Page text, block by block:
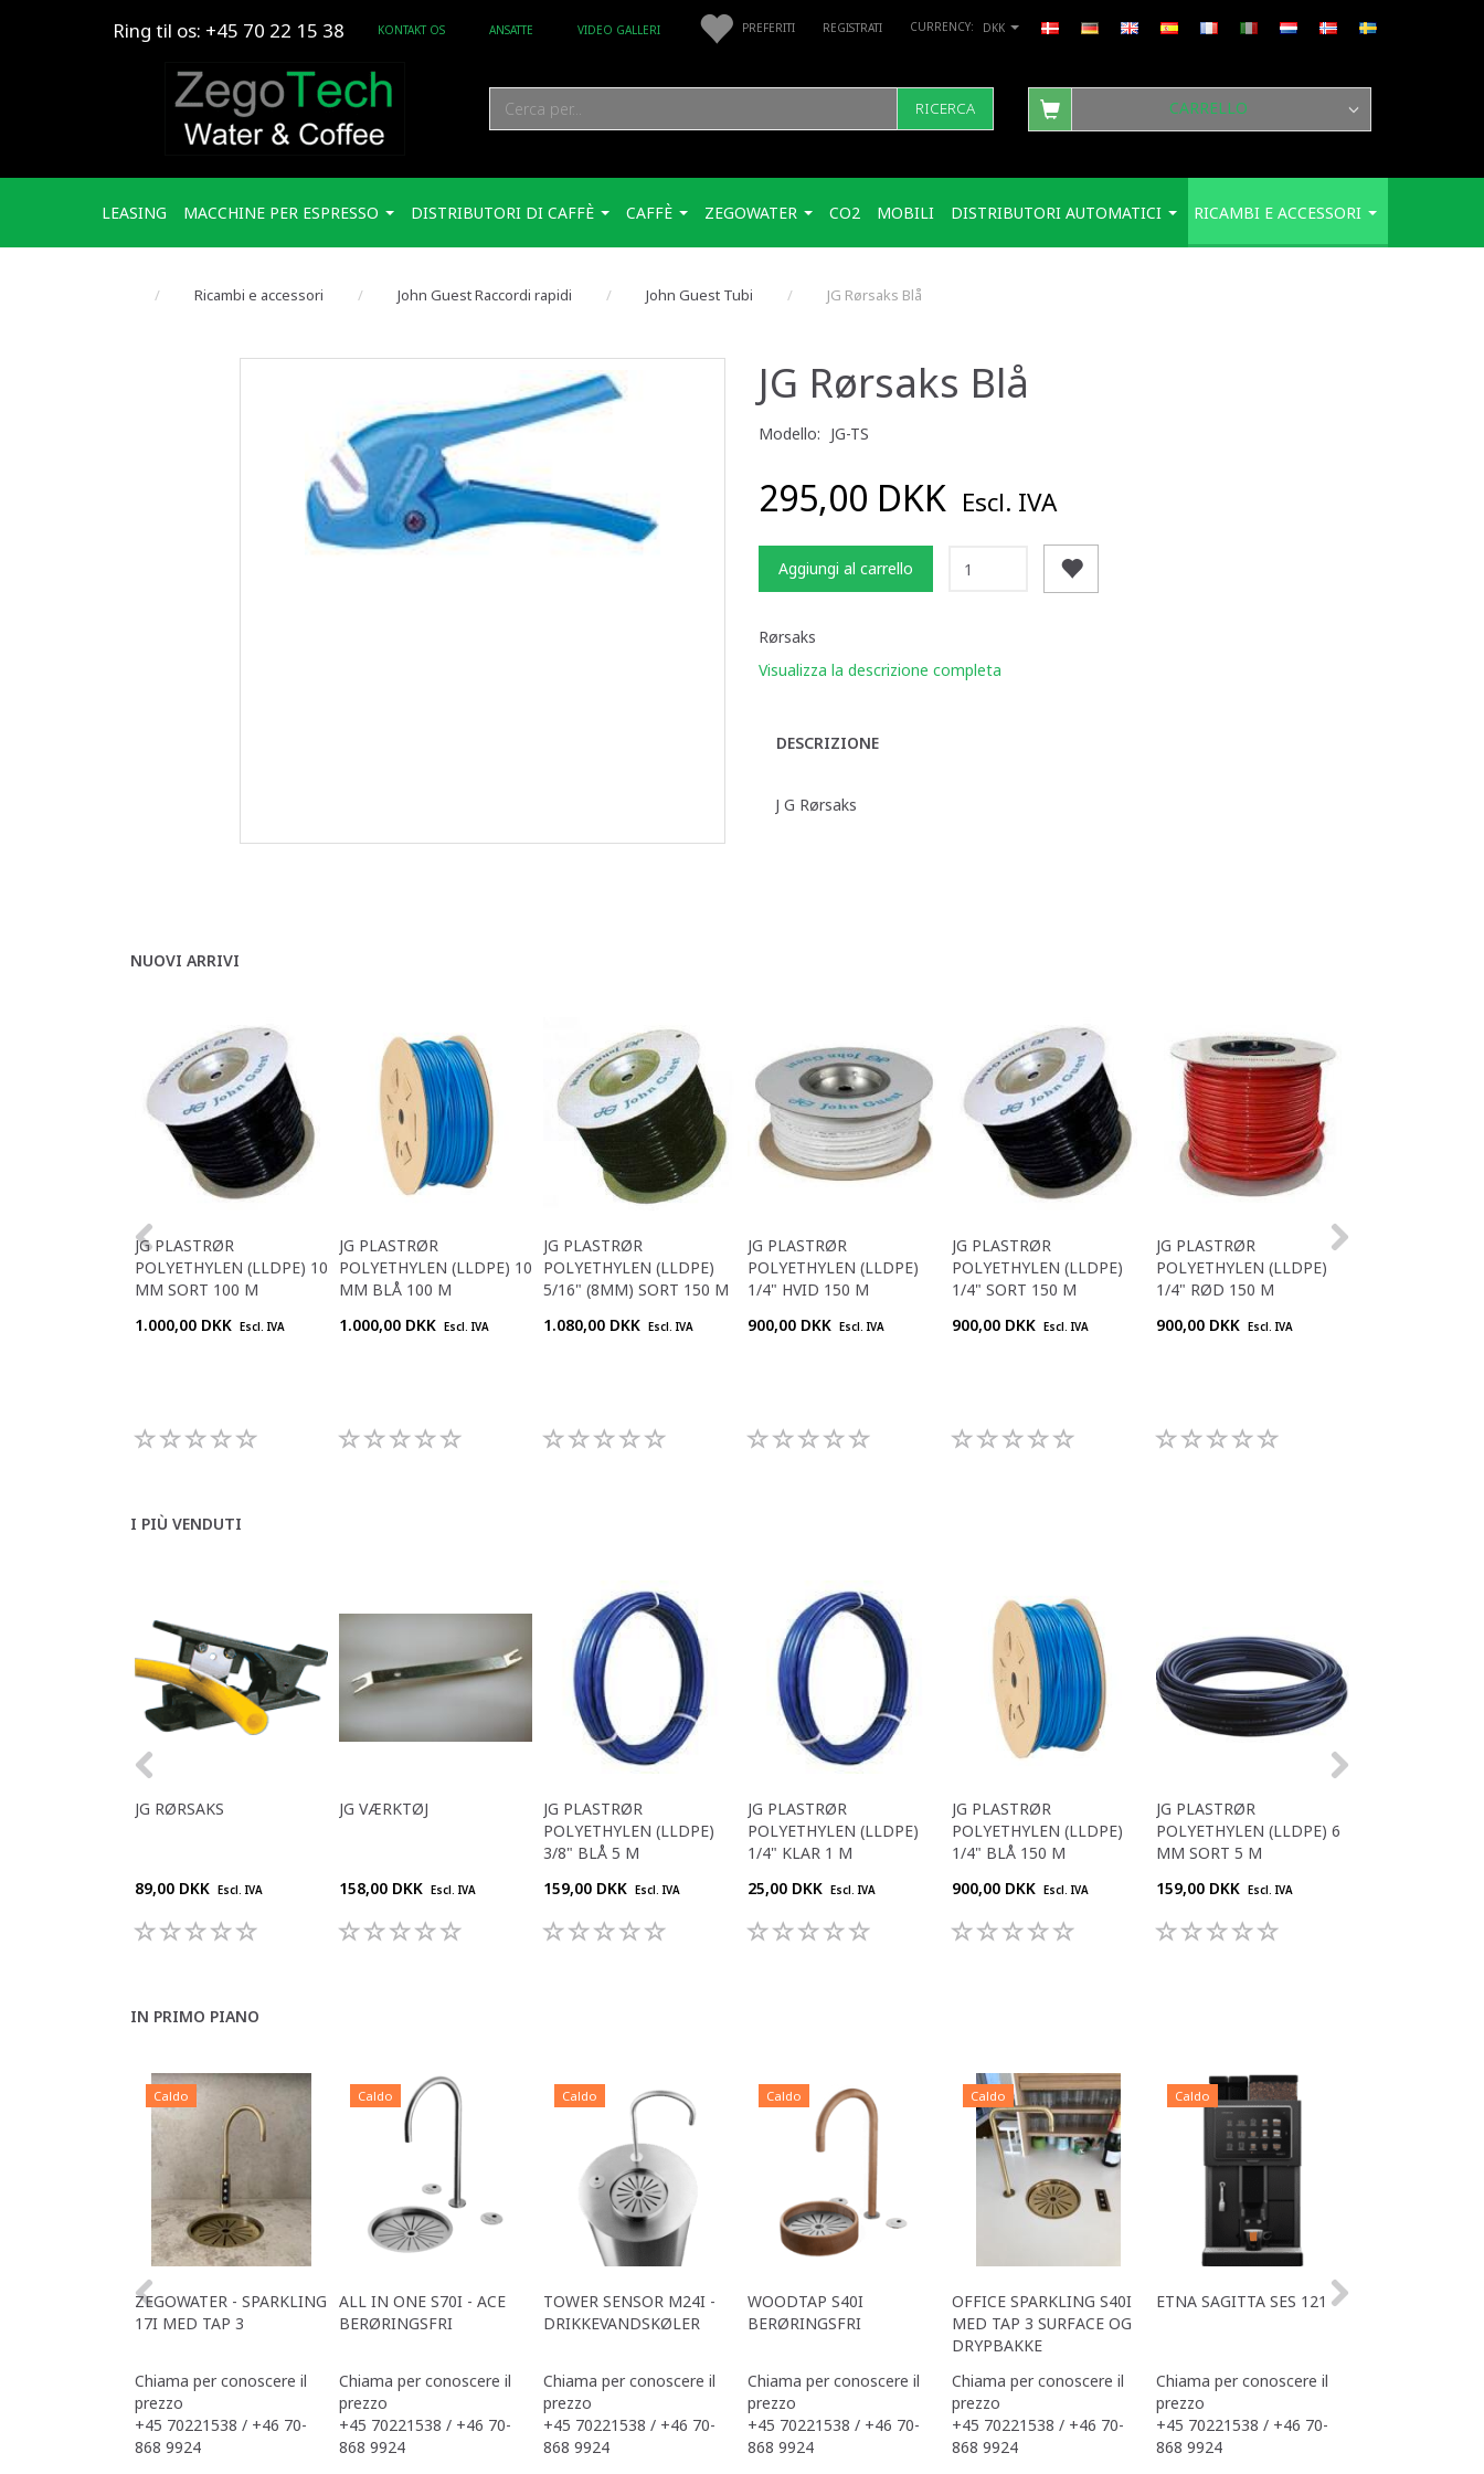
DKK
PREFERITI REGISTRATI
Ring til os: +45 70 22 15 38 KONTAKT OS ANSATTE VIDEO GALLERI
RICERCA CARRELLO
LEASING MACCHINE PER ESPRESSO DISTRIBUTORI DI CAFFÈ CAFFÈ ZEGOWATER CO2 MOBILI DISTRIBUTORI AUTOMATICI RICAMBI E ACCESSORI
Ricambi e accessori John Guest Raccordi rapidi John Guest Tubi JG Rørsaks Blå
JG Rørsaks Blå
Modello: JG-TS
295,00 DKK Escl. IVA
Aggiungi al carrello
Rørsaks
Visualizza la descrizione completa
DESCRIZIONE
J G Rørsaks
NUOVI ARRIVI
JG PLASTRØR
POLYETHYLEN (LLDPE) 10
MM SORT 100 M
1.000,00 DKK
Escl. IVA
JG PLASTRØR
POLYETHYLEN (LLDPE) 10
MM BLÅ 100 M
1.000,00 DKK
Escl. IVA
JG PLASTRØR
POLYETHYLEN (LLDPE)
5/16" (8MM) SORT 150 M
1.080,00 DKK
Escl. IVA
JG PLASTRØR
POLYETHYLEN (LLDPE)
1/4" HVID 150 M
900,00 DKK
Escl. IVA
JG PLASTRØR
POLYETHYLEN (LLDPE)
1/4" SORT 150 M
900,00 DKK
Escl. IVA
JG PLASTRØR
POLYETHYLEN (LLDPE)
1/4" RØD 150 M
900,00 DKK
Escl. IVA
I PIÙ VENDUTI
JG RØRSAKS
89,00 DKK Escl. IVA
JG VÆRKTØJ
158,00 DKK Escl. IVA
JG PLASTRØR
POLYETHYLEN (LLDPE)
3/8" BLÅ 5 M
159,00 DKK
Escl. IVA
JG PLASTRØR
POLYETHYLEN (LLDPE)
1/4" KLAR 1 M
25,00 DKK
Escl. IVA
JG PLASTRØR
POLYETHYLEN (LLDPE)
1/4" BLÅ 150 M
900,00 DKK
Escl. IVA
JG PLASTRØR
POLYETHYLEN (LLDPE) 6
MM SORT 5 M
159,00 DKK
Escl. IVA
IN PRIMO PIANO
Caldo
ZEGOWATER - SPARKLING
17I MED TAP 3
Chiama per conoscere il
prezzo
+45 70221538 / +46 70-
868 9924
Caldo
ALL IN ONE S70I - ACE
BERØRINGSFRI
Chiama per conoscere il
prezzo
+45 70221538 / +46 70-
868 9924
Caldo
TOWER SENSOR M24I -
DRIKKEVANDSKØLER
Chiama per conoscere il
prezzo
+45 70221538 / +46 70-
868 9924
Caldo
WOODTAP S40I
BERØRINGSFRI
Chiama per conoscere il
prezzo
+45 70221538 / +46 70-
868 9924
Caldo
OFFICE SPARKLING S40I
MED TAP 3 SURFACE OG
DRYPBAKKE
Chiama per conoscere il
prezzo
+45 70221538 / +46 70-
868 9924
Caldo
ETNA SAGITTA SES 121
Chiama per conoscere il
prezzo
+45 70221538 / +46 70-
868 9924